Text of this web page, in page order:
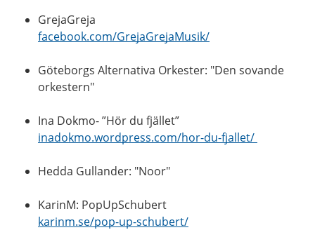
GrejaGreja
facebook.com/GrejaGrejaMusik/
Göteborgs Alternativa Orkester: "Den sovande
orkestern"
Ina Dokmo- ”Hör du fjället”
inadokmo.wordpress.com/hor-du-fjallet/
Hedda Gullander: "Noor"
KarinM: PopUpSchubert
karinm.se/pop-up-schubert/